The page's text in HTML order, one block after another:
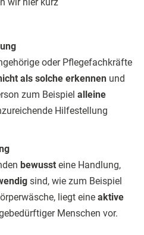
oder Pflegefachkräfte
als solche erkennen und
zum Beispiel alleine
Hilfestellung
bewusst eine Handlung,
sind, wie zum Beispiel
liegt eine aktive
Menschen vor.